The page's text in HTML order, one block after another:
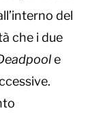
del
che i due
e